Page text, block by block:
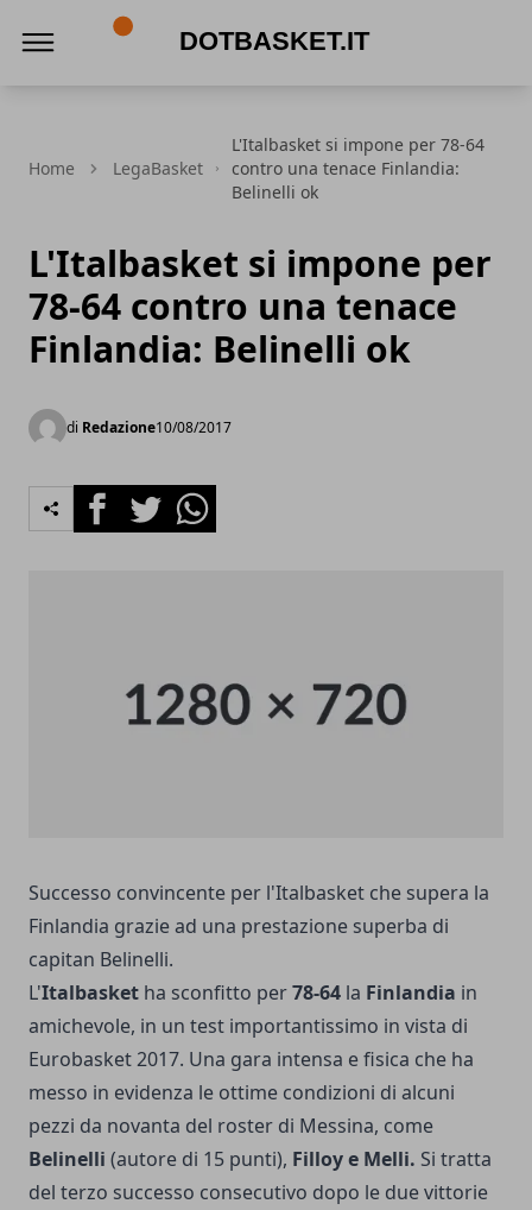
Home LegaBasket
L'Italbasket si impone per 78-64
contro una tenace Finlandia:
Belinelli ok
L'Italbasket si impone per
78-64 contro una tenace
Finlandia: Belinelli ok
di Redazione10/08/2017
FacebookTwitterWhatsapp
Successo convincente per l'Italbasket che supera la
Finlandia grazie ad una prestazione superba di
capitan Belinelli.
L'Italbasket ha sconfitto per78-64 la Finlandia in
amichevole, in un test importantissimo in vista di
Eurobasket 2017. Una gara intensa e fisica che ha
messo in evidenza le ottime condizioni di alcuni
pezzi da novanta del roster di Messina, come
Belinelli (autore di 15 punti), Filloy e Melli. Si tratta
del terzo successo consecutivo dopo le due vittorie